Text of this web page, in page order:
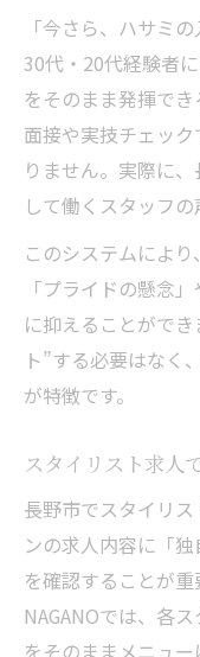
「今さら、ハサミ
30代・20代経験者
をそのまま発揮でき
面接や実技チェッ
りません。実際に
して働くスタッフの
このシステムによ
「プライドの懸念
に抑えることがで
ト”する必要はなく
が特徴です。
スタイリスト求人
長野市でスタイリ
ンの求人内容に「
を確認することが重
NAGANOでは、各
をそのままメニュ